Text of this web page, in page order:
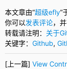
本文章由“超级efly”
你可以发表评论，
转载请注明： 关于
关键字： Github,
[上一篇] View